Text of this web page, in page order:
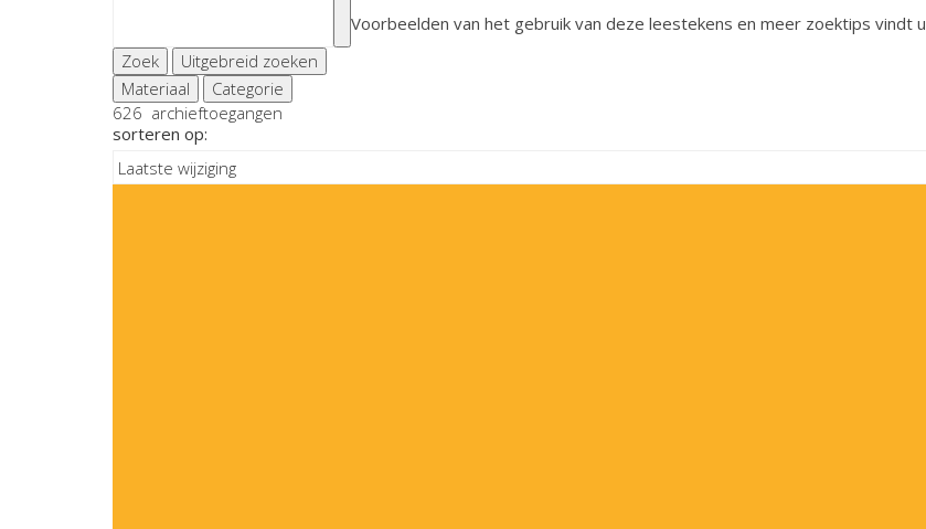
Voorbeelden van het gebruik van deze leestekens en meer zoektips vindt u
Zoek
Uitgebreid zoeken
Materiaal
Categorie
626 archieftoegangen
sorteren op: